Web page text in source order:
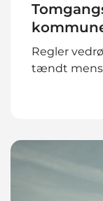
Regler
tændt mens